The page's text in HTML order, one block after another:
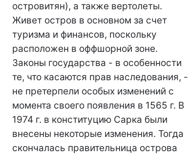
островитян), а также вертолеты.
Живет остров в основном за счет
туризма и финансов, поскольку
расположен в оффшорной зоне.
Законы государства - в особенности
те, что касаются прав наследования, -
не претерпели особых изменений с
момента своего появления в 1565 г. В
1974 г. в конституцию Сарка были
внесены некоторые изменения. Тогда
скончалась правительница острова